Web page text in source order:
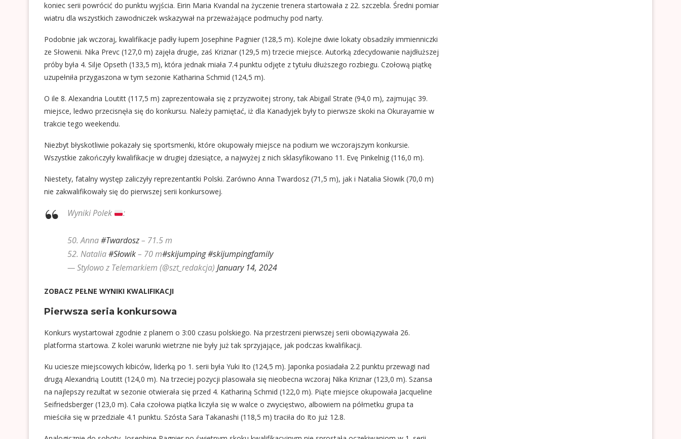
koniec serii powrócić do punktu wyjścia. Eirin Maria Kvandal na życzenie trenera startowała z 22. szczebla. Średni pomiar
wiatru dla wszystkich zawodniczek wskazywał na przeważające podmuchy pod narty.
Podobnie jak wczoraj, kwalifikacje padły łupem Josephine Pagnier (128,5 m). Kolejne dwie lokaty obsadziły immienniczki
ze Słowenii. Nika Prevc (127,0 m) zajęła drugie, zaś Kriznar (129,5 m) trzecie miejsce. Autorką zdecydowanie najdłuższej
próby była 4. Silje Opseth (133,5 m), która jednak miała 7.4 punktu odjęte z tytułu dłuższego rozbiegu. Czołową piątkę
uzupełniła przygaszona w tym sezonie Katharina Schmid (124,5 m).
O ile 8. Alexandria Loutitt (117,5 m) zaprezentowała się z przyzwoitej strony, tak Abigail Strate (94,0 m), zajmując 39.
miejsce, ledwo przecisnęła się do konkursu. Należy pamiętać, iż dla Kanadyjek były to pierwsze skoki na Okurayamie w
trakcie tego weekendu.
Niezbyt błyskotliwie pokazały się sportsmenki, które okupowały miejsce na podium we wczorajszym konkursie.
Wszystkie zakończyły kwalifikacje w drugiej dziesiątce, a najwyżej z nich sklasyfikowano 11. Evę Pinkelnig (116,0 m).
Niestety, fatalny występ zaliczyły reprezentantki Polski. Zarówno Anna Twardosz (71,5 m), jak i Natalia Słowik (70,0 m)
nie zakwalifikowały się do pierwszej serii konkursowej.
Wyniki Polek :
50. Anna#Twardosz– 71.5 m
52. Natalia#Słowik– 70 m#skijumping#skijumpingfamily
— Stylowo z Telemarkiem (@szt_redakcja) January 14, 2024
ZOBACZ PEŁNE WYNIKI KWALIFIKACJI
Pierwsza seria konkursowa
Konkurs wystartował zgodnie z planem o 3:00 czasu polskiego. Na przestrzeni pierwszej serii obowiązywała 26.
platforma startowa. Z kolei warunki wietrzne nie były już tak sprzyjające, jak podczas kwalifikacji.
Ku uciesze miejscowych kibiców, liderką po 1. serii była Yuki Ito (124,5 m). Japonka posiadała 2.2 punktu przewagi nad
drugą Alexandrią Loutitt (124,0 m). Na trzeciej pozycji plasowała się nieobecna wczoraj Nika Kriznar (123,0 m). Szansa
na najlepszy rezultat w sezonie otwierała się przed 4. Kathariną Schmid (122,0 m). Piąte miejsce okupowała Jacqueline
Seifriedsberger (123,0 m). Cała czołowa piątka liczyła się w walce o zwycięstwo, albowiem na półmetku grupa ta
mieściła się w przedziale 4.1 punktu. Szósta Sara Takanashi (118,5 m) traciła do Ito już 12.8.